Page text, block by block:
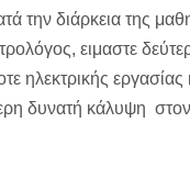
την διάρκεια της
ειμαστε
ηλεκτρικής
δυνατή κάλυψη στον